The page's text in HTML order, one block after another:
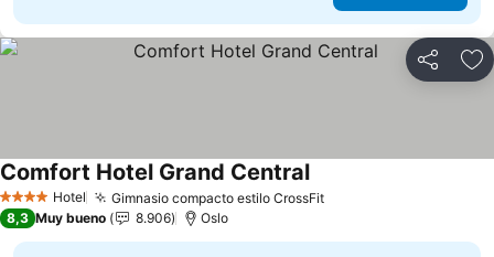
Compartir
4 EstrellasHotel Gimnasio compacto estilo CrossFit
Comfort Hotel Grand Central
8,3 Muy bueno 8.906 Oslo